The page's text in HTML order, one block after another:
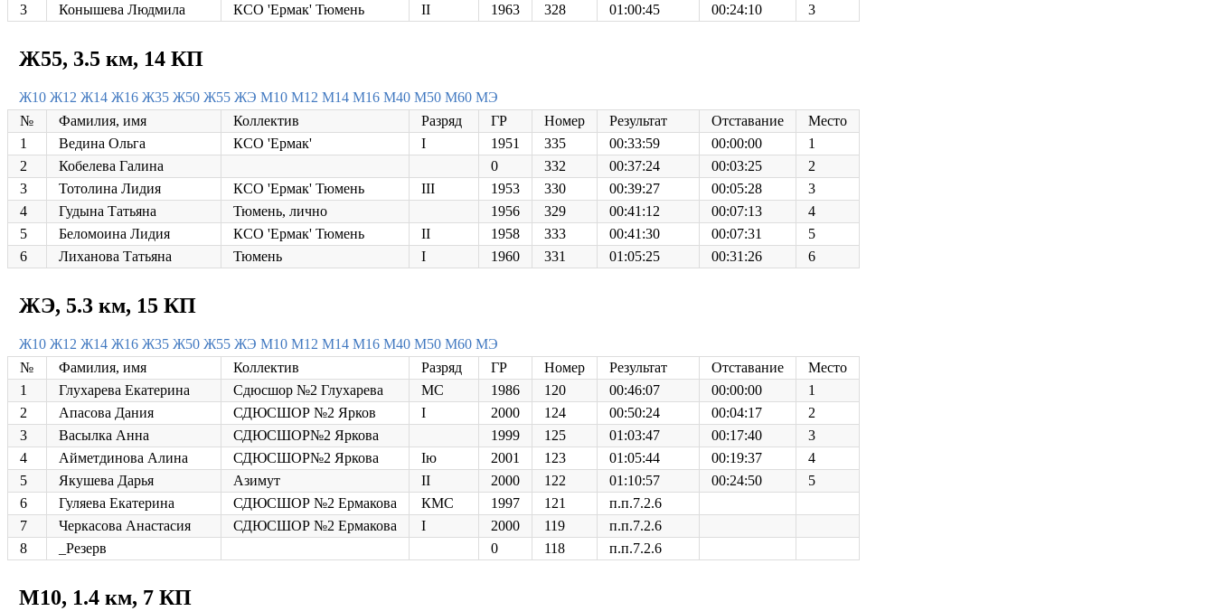
3
Конышева Людмила КСО 'Ермак' Тюмень II 1963 328 01:00:45 00:24:10 3
Ж55, 3.5 км, 14 КП
Ж10 Ж12 Ж14 Ж16 Ж35 Ж50 Ж55 ЖЭ М10 М12 М14 М16 М40 М50 М60 МЭ
№
Фамилия, имя Коллектив Разряд ГР Номер Результат Отставание
Место
1
Ведина Ольга КСО 'Ермак' I 1951 335 00:33:59 00:00:00
1
2
Кобелева Галина 0 332 00:37:24 00:03:25
2
3
Тотолина Лидия КСО 'Ермак' Тюмень III 1953 330 00:39:27 00:05:28
3
4
Гудына Татьяна Тюмень, лично 1956 329 00:41:12 00:07:13
4
5
Беломоина Лидия КСО 'Ермак' Тюмень II 1958 333 00:41:30 00:07:31
5
6
Лиханова Татьяна Тюмень I 1960 331 01:05:25 00:31:26 6
ЖЭ, 5.3 км, 15 КП
Ж10 Ж12 Ж14 Ж16 Ж35 Ж50 Ж55 ЖЭ М10 М12 М14 М16 М40 М50 М60 МЭ
№
Фамилия, имя Коллектив Разряд ГР Номер Результат Отставание
Место
1
Глухарева Екатерина Сдюсшор №2 Глухарева МС 1986 120 00:46:07 00:00:00
1
2
Апасова Дания СДЮСШОР №2 Ярков I 2000 124 00:50:24 00:04:17
2
3
Васылка Анна СДЮСШОР№2 Яркова 1999 125 01:03:47 00:17:40
3
4
Айметдинова Алина СДЮСШОР№2 Яркова Iю 2001 123 01:05:44 00:19:37
4
5
Якушева Дарья Азимут II 2000 122 01:10:57 00:24:50
5
6
Гуляева Екатерина СДЮСШОР №2 Ермакова КМС 1997 121
п.п.7.2.6
7
Черкасова Анастасия СДЮСШОР №2 Ермакова I 2000 119
п.п.7.2.6
8
_Резерв 0 118 п.п.7.2.6
М10, 1.4 км, 7 КП